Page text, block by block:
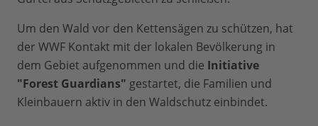
Um den Wald vor den Kettensägen zu schützen, hat
der WWF Kontakt mit der lokalen Bevölkerung in
dem Gebiet aufgenommen und die Initiative
"Forest Guardians" gestartet, die Familien und
Kleinbauern aktiv in den Waldschutz einbindet.